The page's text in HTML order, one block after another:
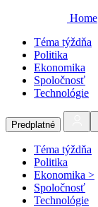
Home
Téma týždňa
Politika
Ekonomika
Spoločnosť
Technológie
Predplatné
Téma týždňa
Politika
Ekonomika >
Spoločnosť
Technológie